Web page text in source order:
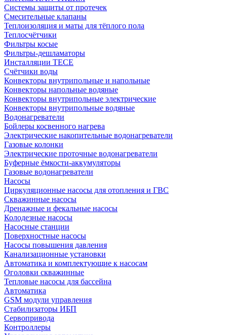
Системы защиты от протечек
Смесительные клапаны
Теплоизоляция и маты для тёплого пола
Теплосчётчики
Фильтры косые
Фильтры-дешламаторы
Инсталляции TECE
Счётчики воды
Конвекторы внутрипольные и напольные
Конвекторы напольные водяные
Конвекторы внутрипольные электрические
Конвекторы внутрипольные водяные
Водонагреватели
Бойлеры косвенного нагрева
Электрические накопительные водонагреватели
Газовые колонки
Электрические проточные водонагреватели
Буферные ёмкости-аккумуляторы
Газовые водонагреватели
Насосы
Циркуляционные насосы для отопления и ГВС
Скважинные насосы
Дренажные и фекальные насосы
Колодезные насосы
Насосные станции
Поверхностные насосы
Насосы повышения давления
Канализационные установки
Автоматика и комплектующие к насосам
Оголовки скважинные
Тепловые насосы для бассейна
Автоматика
GSM модули управления
Стабилизаторы ИБП
Сервопривода
Контроллеры